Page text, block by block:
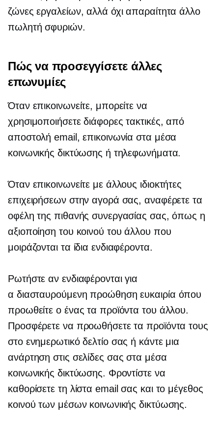
ζώνες εργαλείων, αλλά όχι απαραίτητα άλλο
πωλητή σφυριών.
Πώς να προσεγγίσετε άλλες
επωνυμίες
Όταν επικοινωνείτε, μπορείτε να
χρησιμοποιήσετε διάφορες τακτικές, από
αποστολή email, επικοινωνία στα μέσα
κοινωνικής δικτύωσης ή τηλεφωνήματα.
Όταν επικοινωνείτε με άλλους ιδιοκτήτες
επιχειρήσεων στην αγορά σας, αναφέρετε τα
οφέλη της πιθανής συνεργασίας σας, όπως η
αξιοποίηση του κοινού του άλλου που
μοιράζονται τα ίδια ενδιαφέροντα.
Ρωτήστε αν ενδιαφέρονται για
α διασταυρούμενη προώθηση ευκαιρία όπου
προωθείτε ο ένας τα προϊόντα του άλλου.
Προσφέρετε να προωθήσετε τα προϊόντα τους
στο ενημερωτικό δελτίο σας ή κάντε μια
ανάρτηση στις σελίδες σας στα μέσα
κοινωνικής δικτύωσης. Φροντίστε να
καθορίσετε τη λίστα email σας και το μέγεθος
κοινού των μέσων κοινωνικής δικτύωσης.